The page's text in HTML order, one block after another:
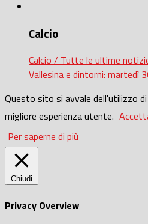
Calcio
Calcio / Tutte le ultime
Vallesina e dintorni: martedì
Questo sito si avvale dell'utilizzo
migliore esperienza utente.
Per saperne di più
Chiudi
Privacy Overview